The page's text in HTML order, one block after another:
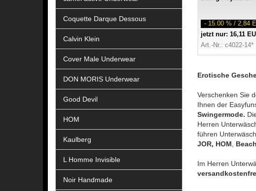
Coquette Darque Dessous
Calvin Klein
Cover Male Underwear
DON MORIS Underwear
Good Devil
HOM
Kaulberg
L Homme Invisible
Noir Handmade
- 15.00 % / 2,84
jetzt nur: 16,11
Art.-Nr.: c4022-14*
Erotische
Verschenken Sie
Ihnen der
Swingermode.
Herren
führen
JOR, HOM
Im Herren